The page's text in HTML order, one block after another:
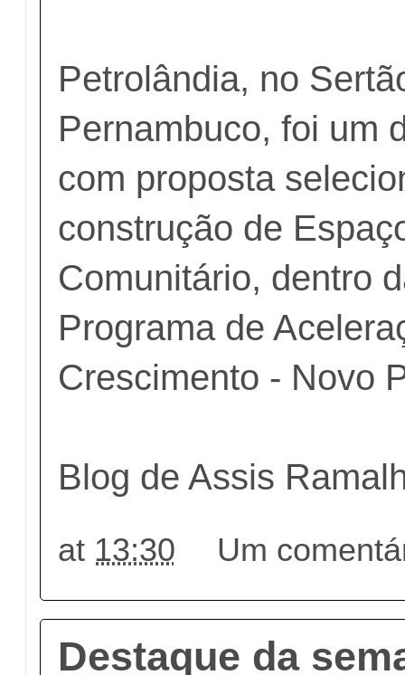
Petrolândia, no
Pernambuco, foi um
com proposta
construção de
Comunitário, dentro
Programa de
Crescimento - Novo
Blog de Assis
at 13:30 Um
Destaque da